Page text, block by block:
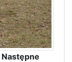
Następne